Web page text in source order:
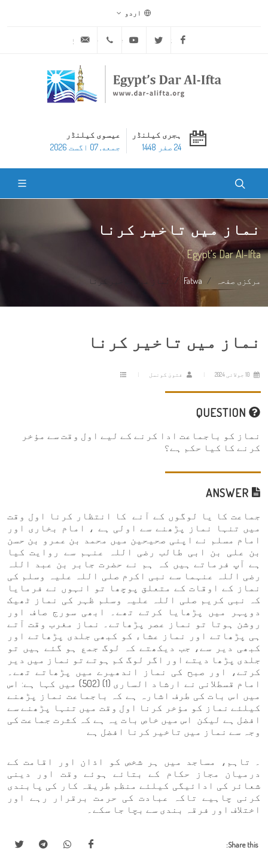
اردو
Facebook
Twitter
Youtube
ہجری کیلنڈر
24 صفر 1448
عیسوی کیلنڈر
جمعه, 07 اگست 2026
نماز میں تاخیر کرنا
Egypt's Dar Al-Ifta
مرکزی صفحہ Fatwa نماز میں تاخیر کرنا
نماز میں تاخیر کرنا
فتویٰ کونسل
نماز کو باجماعت ادا کرنے کے لیے اول وقت سے مؤخر
کرنے کا کیا حکم ہے؟
جماعت کا یا لوگوں کے آنے کا انتظار کرنا اول وقت
میں تنہا نماز پڑھنے سے اولی ہے ، امام بخاری اور
امام مسلم نے اپنی صحیحین میں محمد بن عمرو بن حسن
بن علی بن ابی طالب رضی اللہ عنہم سے روایت کیا
ہے آپ فرماتے ہیں کہ ہم نے حضرت جابر بن عبد اللہ
رضی اللہ عنہما سے نبی اکرم صلی اللہ علیہ وسلم کی
نماز کے اوقات کے متعلق پوچھا تو انہوں نے فرمایا
کہ نبی کریم صلی اللہ علیہ وسلم ظہر کی نماز ٹھیک
دوپہر میں پڑھایا کرتے تھے۔ ابھی سورج صاف اور
روشن ہوتا تو نماز عصر پڑھاتے۔ نماز مغرب وقت آتے
ہی پڑھاتے اور نماز عشاء کو کبھی جلدی پڑھاتے اور
کبھی دیر سے، جب دیکھتے کہ لوگ جمع ہو گئے ہیں تو
جلدی پڑھا دیتے اور اگر لوگ کم ہوتے تو نماز میں دیر
کرتے، اور صبح کی نماز اندھیرے میں پڑھاتے تھے۔
امام قسطلانی نے ارشاد الساری (1) (502) میں کہا ہے: اس
میں اس بات کی طرف اشارہ ہے کہ باجماعت نماز پڑھنے
کیلئے نماز کو مؤخر کرنا اول وقت میں تنہا پڑھنے سے
افضل ہے لیکن اس میں خاص بات یہ ہے کہ کثرت جماعت کی
وجہ سے نماز میں تاخیر کرنا افضل ہے
۔ تاہم، مساجد میں ہر شخص کو اذان اور اقامت کے
درمیان مجاز حکام کے بتائے ہوئے وقت اور دینی
شعائر کی ادائیگی کیلئے منظم طریقہ کار کی پابندی
کرنی چاہیے تاکہ عبادت کی حرمت برقرار رہے اور
اختلاف اور فرقہ بندی سے بچا جا سکے۔
Share this: